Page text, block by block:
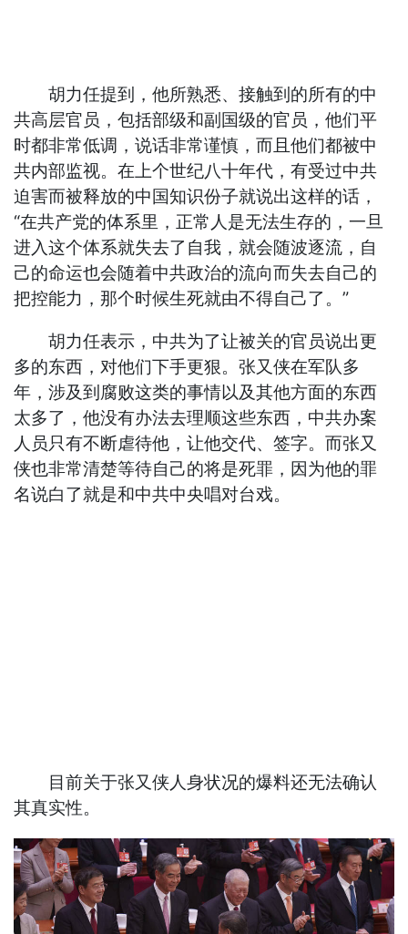
胡力任提到，他所熟悉、接触到的所有的中
共高层官员，包括部级和副国级的官员，他们平
时都非常低调，说话非常谨慎，而且他们都被中
共内部监视。在上个世纪八十年代，有受过中共
迫害而被释放的中国知识份子就说出这样的话，
“在共产党的体系里，正常人是无法生存的，一旦
进入这个体系就失去了自我，就会随波逐流，自
己的命运也会随着中共政治的流向而失去自己的
把控能力，那个时候生死就由不得自己了。”
胡力任表示，中共为了让被关的官员说出更
多的东西，对他们下手更狠。张又侠在军队多
年，涉及到腐败这类的事情以及其他方面的东西
太多了，他没有办法去理顺这些东西，中共办案
人员只有不断虐待他，让他交代、签字。而张又
侠也非常清楚等待自己的将是死罪，因为他的罪
名说白了就是和中共中央唱对台戏。
目前关于张又侠人身状况的爆料还无法确认
其真实性。